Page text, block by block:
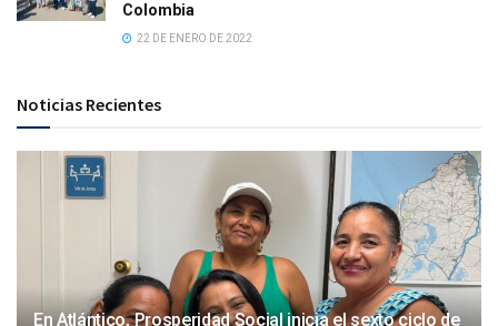
Colombia
22 DE ENERO DE 2022
Noticias Recientes
En Atlántico, Prosperidad Social inicia el sexto ciclo de